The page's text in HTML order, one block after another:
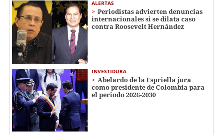
ALERTAS
Periodistas advierten denuncias
internacionales si se dilata caso
contra Roosevelt Hernández
INVESTIDURA
Abelardo de la Espriella jura
como presidente de Colombia para
el periodo 2026-2030